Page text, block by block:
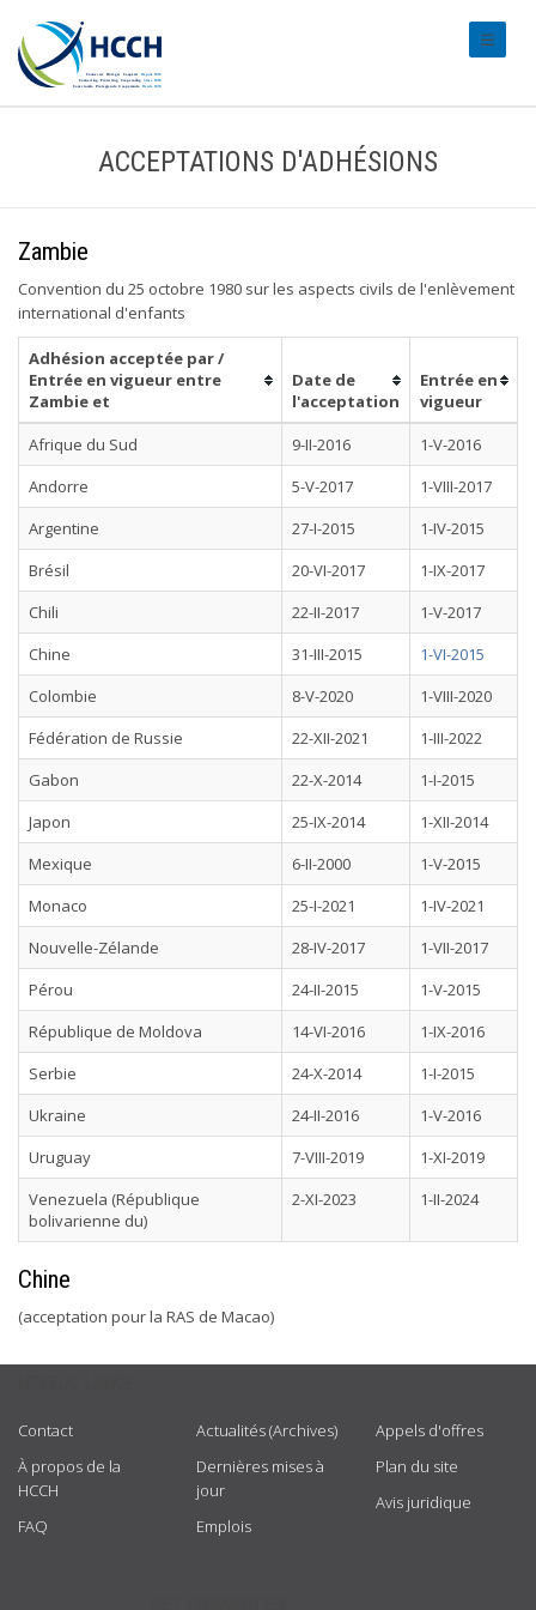
ACCEPTATIONS D'ADHÉSIONS
Zambie
Convention du 25 octobre 1980 sur les aspects civils de l'enlèvement
international d'enfants
Adhésion acceptée par /
Entrée en vigueur entre
Zambie et
Date de
l'acceptation
Entrée en
vigueur
Afrique du Sud
9-II-2016
1-V-2016
Andorre
5-V-2017
1-VIII-2017
Argentine
27-I-2015
1-IV-2015
Brésil
20-VI-2017
1-IX-2017
Chili
22-II-2017
1-V-2017
Chine
31-III-2015
1-VI-2015
Colombie
8-V-2020
1-VIII-2020
Fédération de Russie
22-XII-2021
1-III-2022
Gabon
22-X-2014
1-I-2015
Japon
25-IX-2014
1-XII-2014
Mexique
6-II-2000
1-V-2015
Monaco
25-I-2021
1-IV-2021
Nouvelle-Zélande
28-IV-2017
1-VII-2017
Pérou
24-II-2015
1-V-2015
République de Moldova
14-VI-2016
1-IX-2016
Serbie
24-X-2014
1-I-2015
Ukraine
24-II-2016
1-V-2016
Uruguay
7-VIII-2019
1-XI-2019
Venezuela (République
bolivarienne du)
2-XI-2023 1-II-2024
Chine
(acceptation pour la RAS de Macao)
Contact
À propos de la
HCCH
FAQ
Actualités (Archives)
Dernières mises à
jour
Emplois
Appels d'offres
Plan du site
Avis juridique